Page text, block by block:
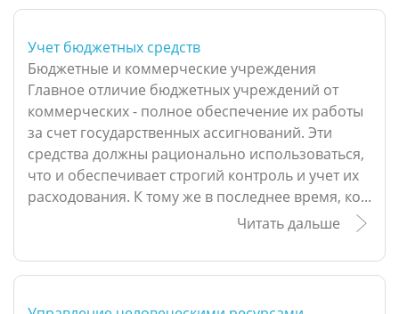
Учет бюджетных средств
Бюджетные и коммерческие учреждения
Главное отличие бюджетных учреждений от
коммерческих - полное обеспечение их работы
за счет государственных ассигнований. Эти
средства должны рационально использоваться,
что и обеспечивает строгий контроль и учет их
расходования. К тому же в последнее время, ко...
Читать дальше